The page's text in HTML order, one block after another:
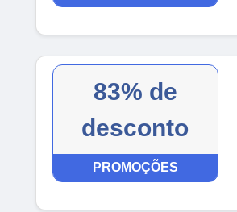
83% de
desconto
PROMOÇÕES